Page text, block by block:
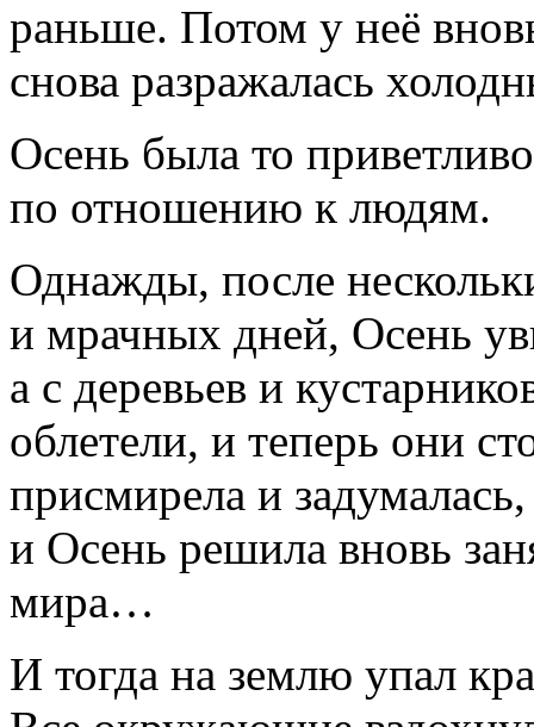
раньше. Потом у неё
снова разражалась
Осень была то
по отношению к людям.
Однажды, после
и мрачных дней, Осень
а с деревьев и
облетели, и теперь они
присмирела и
и Осень решила вновь
мира…
И тогда на землю упал